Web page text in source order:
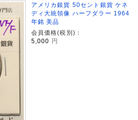
アメリカ銀貨 50セント銀貨 ケネ
ディ大統領像 ハーフダラー 1964
年銘 美品
会員価格(税別)：
5,000 円